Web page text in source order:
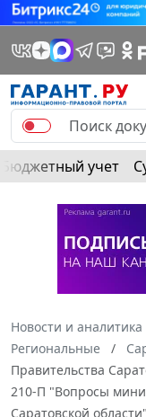
Бюджетный учет
Новости и аналитика
Региональные
Правительства
210-П "Вопросы
Саратовской области"